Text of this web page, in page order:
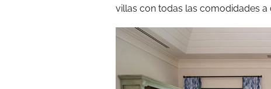
villas con todas las comodidades